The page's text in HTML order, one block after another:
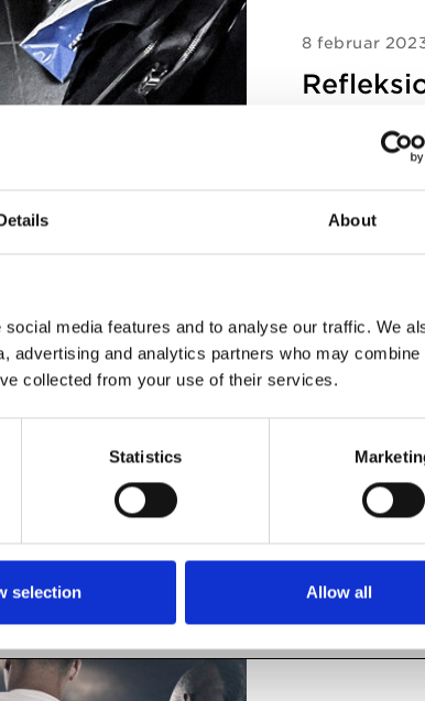
About
media features and to analyse our traffic. We
advertising and analytics partners who may combine
collected from your use of their services.
Statistics
selection Allow all
8 februar
Japan er
udfordret,
ift.
Digitalt
for
som
materialer og
Læs indsigt